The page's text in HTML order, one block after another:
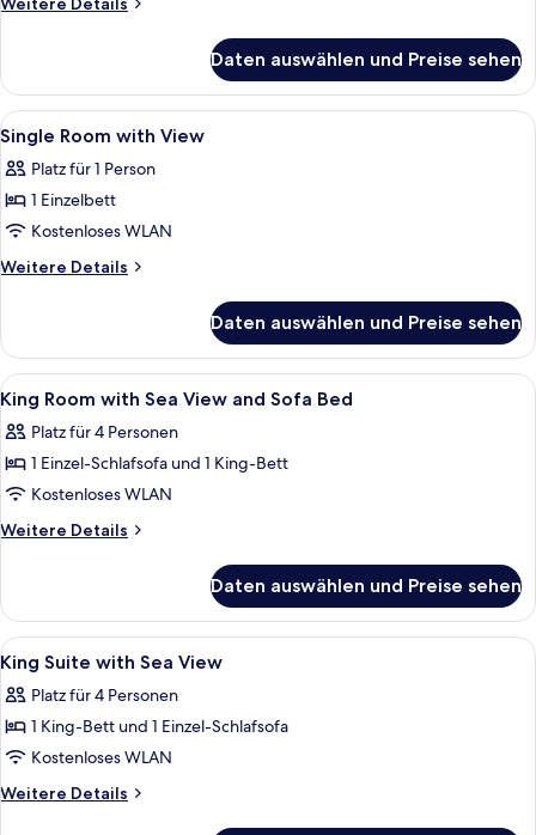
Meerblick
Zimmer,
1 King-
Bett,
barrierefrei,
Meerblick
Daten auswählen und Preise sehen
Alle
Fotos
für
Single
Room
with
Ein Hotelzimmer mit einem großen
1
Single Room with View
Platz für 1 Person
1 Einzelbett
Kostenloses WLAN
Weitere Details
Weitere
Room
with
View
Daten auswählen und Preise sehen
Alle
Fotos
für
King
Room
with
and
Sofa
Bed
anzeigen
Hochwertige Bettwaren,
1
King Room with Sea View and Sofa Bed
Platz für 4 Personen
1 Einzel-Schlafsofa und 1 King-Bett
Kostenloses WLAN
Weitere Details
Weitere
Room
with
Sea
View
and
Sofa
Daten auswählen und Preise sehen
Alle
Fotos
für
King
Suite
with
Speisen | Frühstück, Abendessen
1
King Suite with Sea View
Platz für 4 Personen
1 King-Bett und 1 Einzel-Schlafsofa
Kostenloses WLAN
Weitere Details
Weitere